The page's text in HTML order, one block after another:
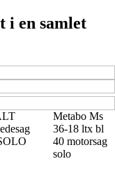
i en samlet
Metabo Ms
36-18 ltx bl
40 motorsag
solo